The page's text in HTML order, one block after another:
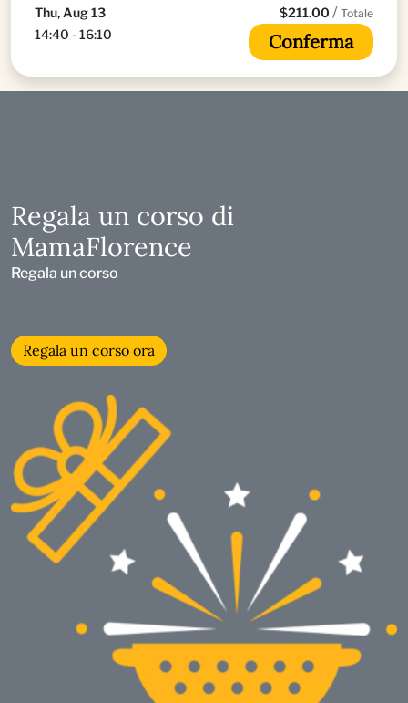
Thu, Aug 13
14:40 - 16:10
$211.00 / Totale
Conferma
Regala un corso di
MamaFlorence
Regala un corso
Regala un corso ora